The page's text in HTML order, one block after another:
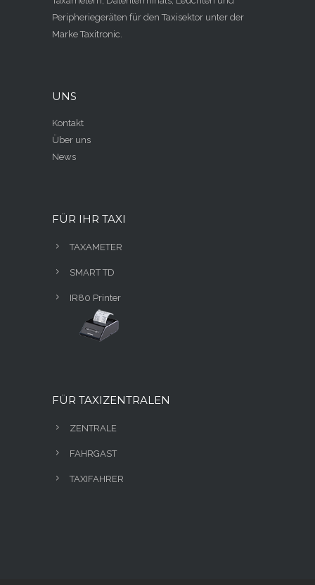
Peripheriegeräten für den Taxisektor unter der
Marke Taxitronic.
UNS
Kontakt
Über uns
News
FÜR IHR TAXI
TAXAMETER
SMART TD
IR80 Printer
FÜR TAXIZENTRALEN
ZENTRALE
FAHRGAST
TAXIFAHRER